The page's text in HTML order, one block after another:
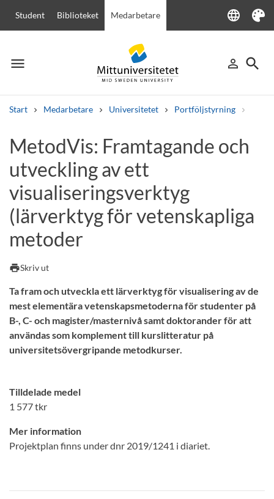
Student Biblioteket Medarbetare language
Language
Tema
menu
Meny person_outline
Logga in
search
Sök
Start Medarbetare Universitetet Portföljstyrning
Andra söktjänster
Kurser och program Kursplaner
Lediga jobb
MetodVis: Framtagande och
utveckling av ett
visualiseringsverktyg
(lärverktyg för vetenskapliga
metoder
printSkriv ut
Ta fram och utveckla ett lärverktyg för visualisering av de
mest elementära vetenskapsmetoderna för studenter på
B-, C- och magister/masternivå samt doktorander för att
användas som komplement till kurslitteratur på
universitetsövergripande metodkurser.
Tilldelade medel
1 577 tkr
Mer information
Projektplan finns under dnr 2019/1241 i diariet.